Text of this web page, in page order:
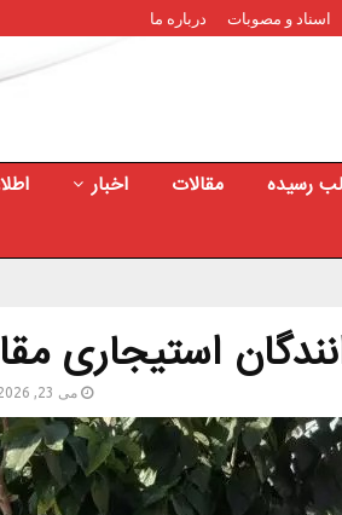
اسناد و مصوبات درباره ما
رسیده مقالات اخبار
استیجاری
می 23, 2026